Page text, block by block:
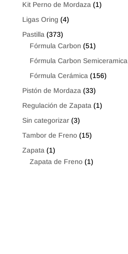
Kit Perno de Mordaza (1)
Ligas Oring (4)
Pastilla (373)
Fórmula Carbon (51)
Fórmula Carbon Semiceramica
Fórmula Cerámica (156)
Pistón de Mordaza (33)
Regulación de Zapata (1)
Sin categorizar (3)
Tambor de Freno (15)
Zapata (1)
Zapata de Freno (1)